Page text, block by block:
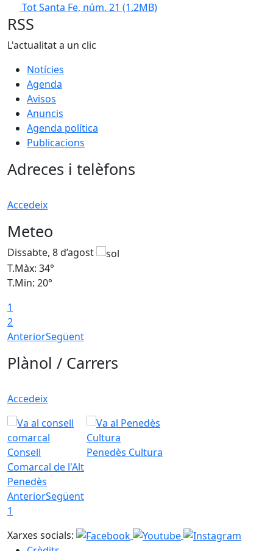
Tot Santa Fe, núm. 21 (1.2MB)
RSS
L'actualitat a un clic
Notícies
Agenda
Avisos
Anuncis
Agenda política
Publicacions
Adreces i telèfons
Accedeix
Meteo
Dissabte, 8 d’agost
T.Màx: 34°
T.Min: 20°
1
2
AnteriorSegüent
Plànol / Carrers
Accedeix
Consell
Comarcal de l'Alt
Penedès
Penedès Cultura
AnteriorSegüent
1
Xarxes socials: